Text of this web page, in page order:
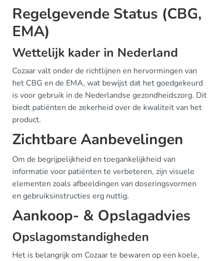
Regelgevende Status (CBG,
EMA)
Wettelijk kader in Nederland
Cozaar valt onder de richtlijnen en hervormingen van
het CBG en de EMA, wat bewijst dat het goedgekeurd
is voor gebruik in de Nederlandse gezondheidszorg. Dit
biedt patiënten de zekerheid over de kwaliteit van het
product.
Zichtbare Aanbevelingen
Om de begrijpelijkheid en toegankelijkheid van
informatie voor patiënten te verbeteren, zijn visuele
elementen zoals afbeeldingen van doseringsvormen
en gebruiksinstructies erg nuttig.
Aankoop- & Opslagadvies
Opslagomstandigheden
Het is belangrijk om Cozaar te bewaren op een koele,